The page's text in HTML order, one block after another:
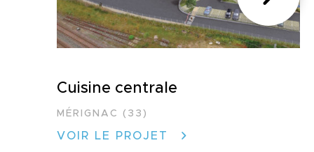
Cuisine centrale
MÉRIGNAC (33)
VOIR LE PROJET